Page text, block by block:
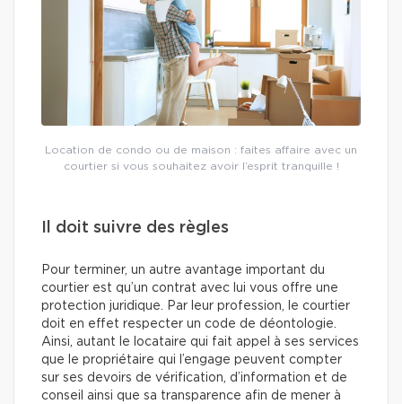
Location de condo ou de maison : faites affaire avec un
courtier si vous souhaitez avoir l’esprit tranquille !
Il doit suivre des règles
Pour terminer, un autre avantage important du
courtier est qu’un contrat avec lui vous offre une
protection juridique. Par leur profession, le courtier
doit en effet respecter un code de déontologie.
Ainsi, autant le locataire qui fait appel à ses services
que le propriétaire qui l’engage peuvent compter
sur ses devoirs de vérification, d’information et de
conseil ainsi que sa transparence afin de mener à